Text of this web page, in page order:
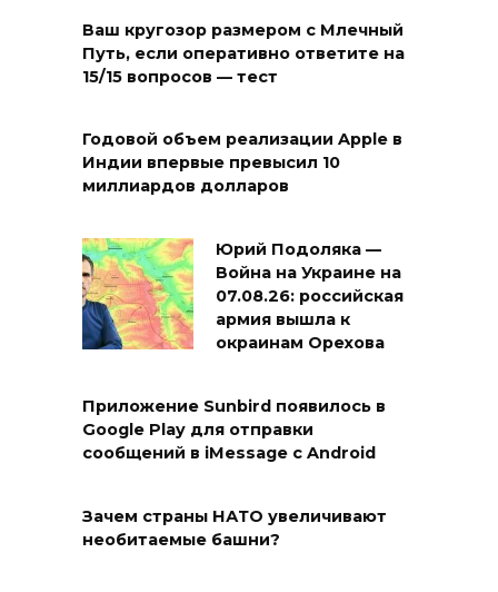
Ваш кругозор размером с Млечный
Путь, если оперативно ответите на
15/15 вопросов — тест
Годовой объем реализации Apple в
Индии впервые превысил 10
миллиардов долларов
Юрий Подоляка —
Война на Украине на
07.08.26: российская
армия вышла к
окраинам Орехова
Приложение Sunbird появилось в
Google Play для отправки
сообщений в iMessage с Android
Зачем страны НАТО увеличивают
необитаемые башни?